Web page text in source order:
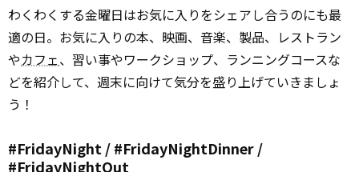
わくわくする金曜日はお気に入りをシェアし合うのにも最
適の日。お気に入りの本、映画、音楽、製品、レストラン
やカフェ、習い事やワークショップ、ランニングコースな
どを紹介して、週末に向けて気分を盛り上げていきましょ
う！
#FridayNight / #FridayNightDinner /
#FridayNightOut